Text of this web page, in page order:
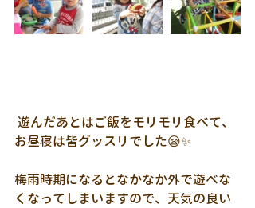
お昼寝は皆グッスリでした😪✨
梅雨時期になるとなかなか外で遊べな
くなってしまいますので、天気の良い